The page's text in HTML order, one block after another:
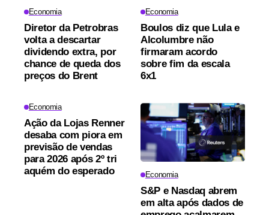
Economia
Diretor da Petrobras
volta a descartar
dividendo extra, por
chance de queda dos
preços do Brent
Economia
Boulos diz que Lula e
Alcolumbre não
firmaram acordo
sobre fim da escala
6x1
Economia
Ação da Lojas Renner
desaba com piora em
previsão de vendas
para 2026 após 2º tri
aquém do esperado
Economia
S&P e Nasdaq abrem
em alta após dados de